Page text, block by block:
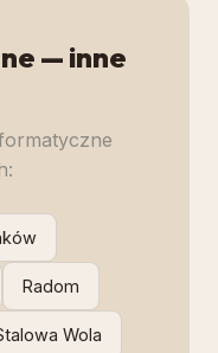
— inne
Radom
Wola